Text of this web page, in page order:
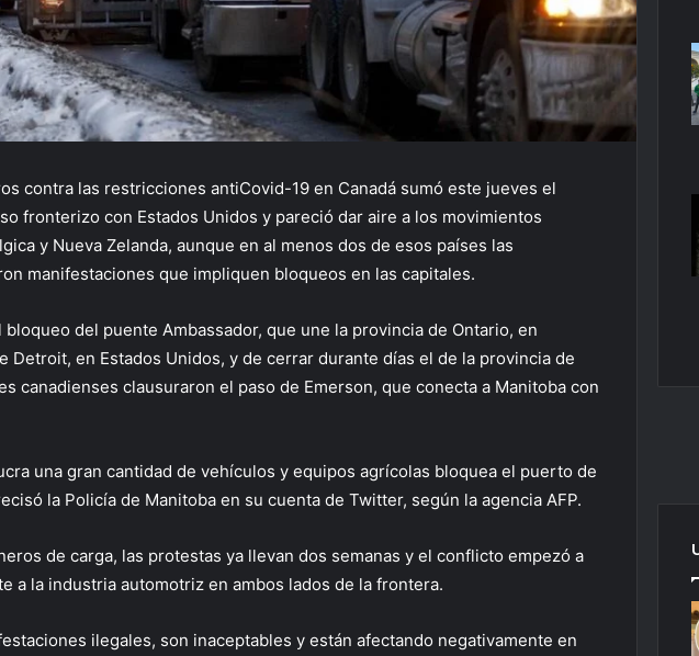
contra las restricciones antiCovid-19 en Canadá sumó este jueves el
fronterizo con Estados Unidos y pareció dar aire a los movimientos
y Nueva Zelanda, aunque en al menos dos de esos países las
manifestaciones que impliquen bloqueos en las capitales.
del puente Ambassador, que une la provincia de Ontario, en
Detroit, en Estados Unidos, y de cerrar durante días el de la provincia de
canadienses clausuraron el paso de Emerson, que conecta a Manitoba con
una gran cantidad de vehículos y equipos agrícolas bloquea el puerto de
la Policía de Manitoba en su cuenta de Twitter, según la agencia AFP.
de carga, las protestas ya llevan dos semanas y el conflicto empezó a
a la industria automotriz en ambos lados de la frontera.
ilegales, son inaceptables y están afectando negativamente en